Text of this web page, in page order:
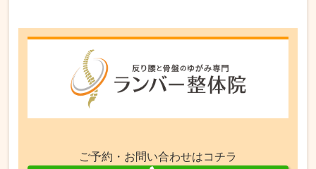
ご予約・お問い合わせはコチラ